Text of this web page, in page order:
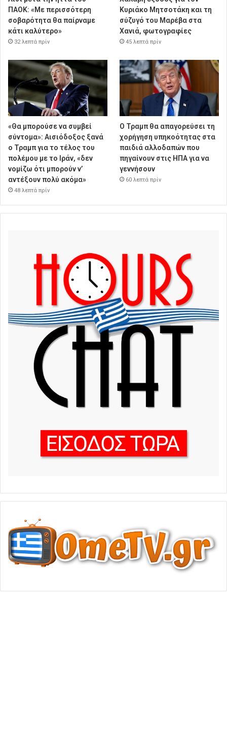
ΠΑΟΚ: «Με περισσότερη
σοβαρότητα θα παίρναμε
κάτι καλύτερο»
32 λεπτά πρίν
Κυριάκο Μητσοτάκη και τη
σύζυγό του Μαρέβα στα
Χανιά, φωτογραφίες
45 λεπτά πρίν
«Θα μπορούσε να συμβεί
σύντομα»: Αισιόδοξος ξανά
ο Τραμπ για το τέλος του
πολέμου με το Ιράν, «δεν
νομίζω ότι μπορούν ν’
αντέξουν πολύ ακόμα»
48 λεπτά πρίν
Ο Τραμπ θα απαγορεύσει τη
χορήγηση υπηκοότητας στα
παιδιά αλλοδαπών που
πηγαίνουν στις ΗΠΑ για να
γεννήσουν
60 λεπτά πρίν